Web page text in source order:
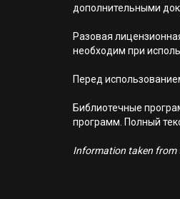
дополнительными
Разовая
необходим при
Перед
Библиотечные
программ. Полный
Information taken from